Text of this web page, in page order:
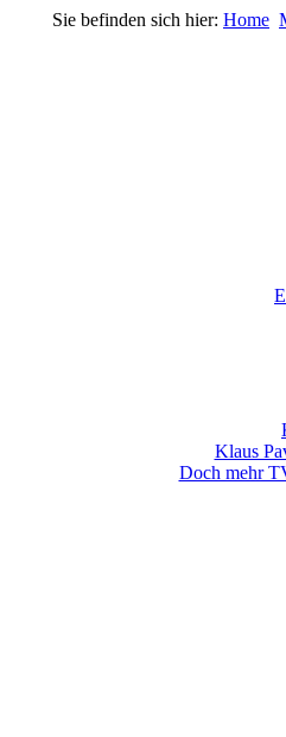
Sie befinden sich hier: Home
Klaus
Doch mehr